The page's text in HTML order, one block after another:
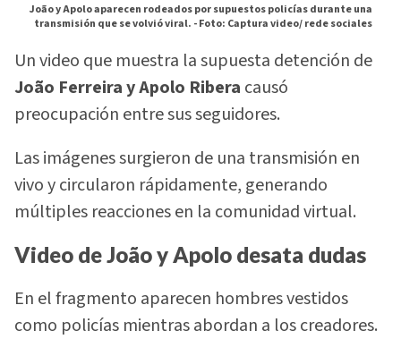
João y Apolo aparecen rodeados por supuestos policías durante una
transmisión que se volvió viral. -Foto: Captura video/ rede sociales
Un video que muestra la supuesta detención de
João Ferreira y Apolo Ribera causó
preocupación entre sus seguidores.
Las imágenes surgieron de una transmisión en
vivo y circularon rápidamente, generando
múltiples reacciones en la comunidad virtual.
Video de João y Apolo desata dudas
En el fragmento aparecen hombres vestidos
como policías mientras abordan a los creadores.